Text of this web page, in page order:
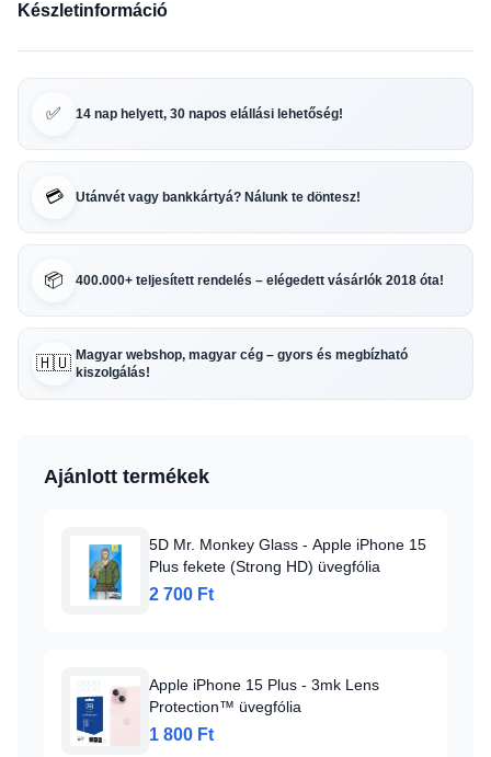
Készletinformáció
✅ 14 nap helyett, 30 napos elállási lehetőség!
💳 Utánvét vagy bankkártyá? Nálunk te döntesz!
📦 400.000+ teljesített rendelés – elégedett vásárlók 2018 óta!
🇭🇺 Magyar webshop, magyar cég – gyors és megbízható
kiszolgálás!
Ajánlott termékek
5D Mr. Monkey Glass - Apple iPhone 15
Plus fekete (Strong HD) üvegfólia
2 700 Ft
Apple iPhone 15 Plus - 3mk Lens
Protection™ üvegfólia
1 800 Ft